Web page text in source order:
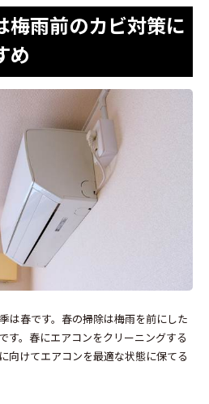
梅雨前のカビ対策に
め
は春です。春の掃除は梅雨を前にした
す。春にエアコンをクリーニングする
向けてエアコンを最適な状態に保てる